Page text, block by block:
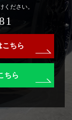
ください。
こちら
ちら